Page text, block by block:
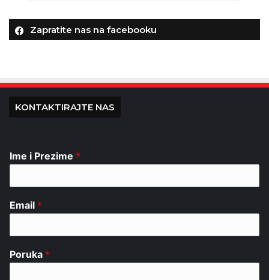
Zapratite nas na facebooku
KONTAKTIRAJTE NAS
Ime i Prezime *
Email *
Poruka *